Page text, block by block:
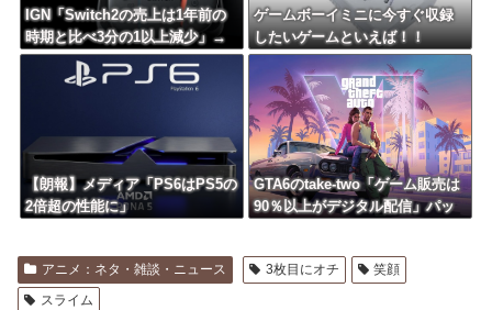
IGN「Switch2の売上は1年前の
時期と比べ3分の1以上減少」→
海外ファン流石にXでブチギレw
wwwww
ゲームボーイミニに今すぐ収録
したいゲームといえば！！
【朗報】メディア「PS6はPS5の
2倍超の性能に」
GTA6のtake-two「ゲーム販売は
90％以上がデジタル配信」パッ
アニメ：ネタ・雑談・ニュース 3枚目にオチ
笑顔
スライム